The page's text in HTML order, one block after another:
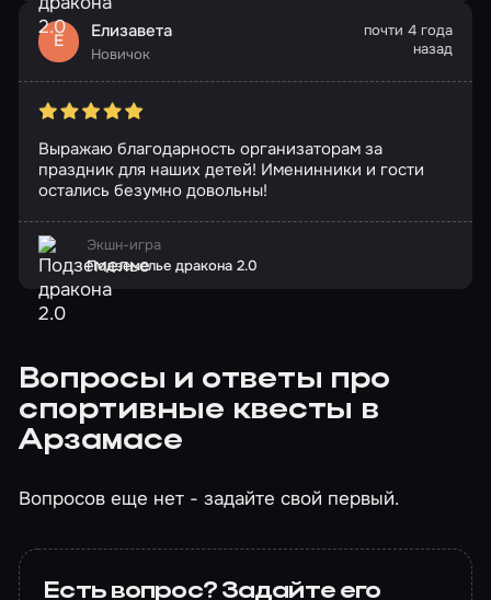
Е Елизавета
Новичок
почти 4 года
назад
Выражаю благодарность организаторам за
праздник для наших детей! Именинники и гости
остались безумно довольны!
Экшн-игра
Подземелье дракона 2.0
Вопросы и ответы про
спортивные квесты в
Арзамасе
Вопросов еще нет - задайте свой первый.
Есть вопрос? Задайте его